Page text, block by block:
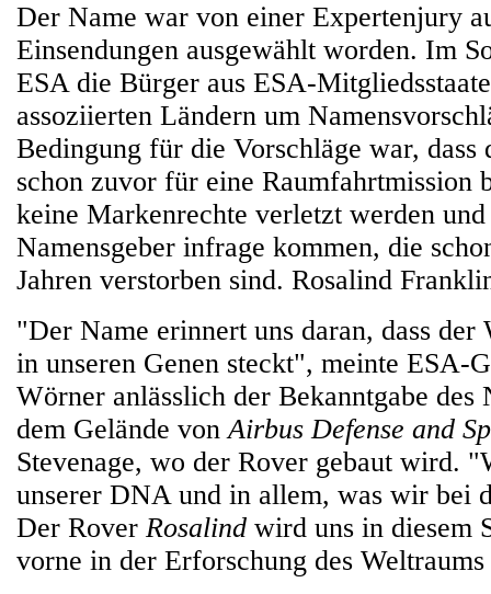
Der Name war von einer Expertenjury
Einsendungen ausgewählt worden. Im
ESA die Bürger aus ESA-
assoziierten Ländern um
Bedingung für die Vorschläge war, dass
schon zuvor für eine Raumfahrtmission
keine Markenrechte verletzt werden und
Namensgeber infrage kommen, die
Jahren verstorben sind. Rosalind
"Der Name erinnert uns daran, dass der
in unseren Genen steckt", meinte ESA-
Wörner anlässlich der Bekanntgabe des
dem Gelände vonAirbus Defense and
Stevenage, wo der Rover gebaut wird.
unserer DNA und in allem, was wir bei
Der Rover Rosalind wird uns in diesem
vorne in der Erforschung des